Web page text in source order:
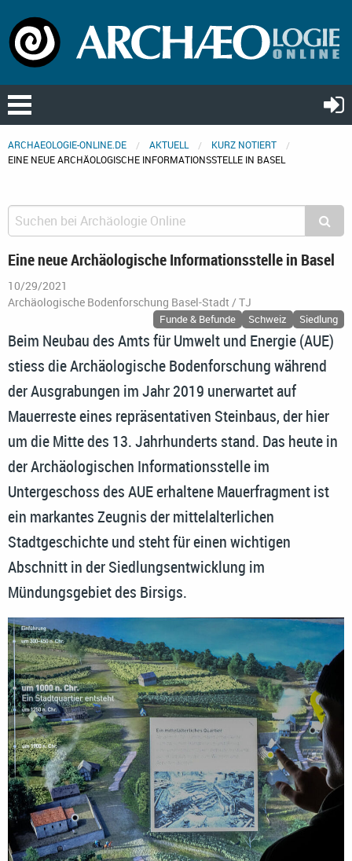
ARCHAEOLOGIE-ONLINE.DE AKTUELL
KURZ NOTIERT
EINE NEUE ARCHÄOLOGISCHE INFORMATIONSSTELLE IN BASEL
Eine neue Archäologische Informationsstelle in Basel
10/29/2021
Archäologische Bodenforschung Basel-Stadt / TJ
Funde & Befunde Schweiz Siedlung
Beim Neubau des Amts für Umwelt und Energie (AUE)
stiess die Archäologische Bodenforschung während
der Ausgrabungen im Jahr 2019 unerwartet auf
Mauerreste eines repräsentativen Steinbaus, der hier
um die Mitte des 13. Jahrhunderts stand. Das heute in
der Archäologischen Informationsstelle im
Untergeschoss des AUE erhaltene Mauerfragment ist
ein markantes Zeugnis der mittelalterlichen
Stadtgeschichte und steht für einen wichtigen
Abschnitt in der Siedlungsentwicklung im
Mündungsgebiet des Birsigs.